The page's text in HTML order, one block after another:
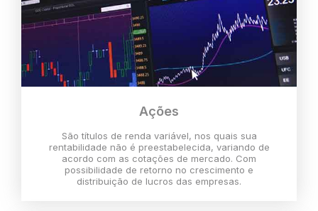
Ações
São títulos de renda variável, nos quais sua
rentabilidade não é preestabelecida, variando de
acordo com as cotações de mercado. Com
possibilidade de retorno no crescimento e
distribuição de lucros das empresas.